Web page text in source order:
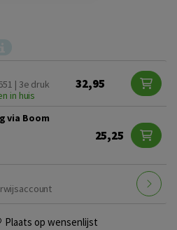
| 3e druk
in huis
32,95
via Boom
25,25
Plaats op wensenlijst